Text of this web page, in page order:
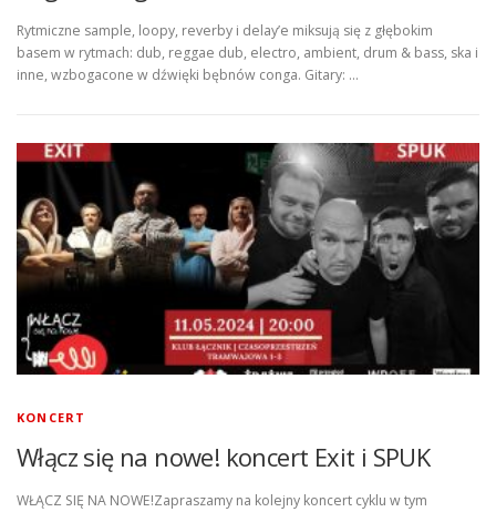
Rytmiczne sample, loopy, reverby i delay’e miksują się z głębokim
basem w rytmach: dub, reggae dub, electro, ambient, drum & bass, ska i
inne, wzbogacone w dźwięki bębnów conga. Gitary: …
KONCERT
Włącz się na nowe! koncert Exit i SPUK
WŁĄCZ SIĘ NA NOWE!Zapraszamy na kolejny koncert cyklu w tym